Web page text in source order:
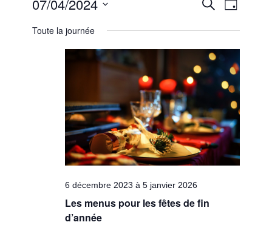
de
vues
de
vues
Jour
07/04/2024
une
Toute la journée
6 décembre 2023 à5 janvier 2026
Les menus pour les fêtes de fin
d’année